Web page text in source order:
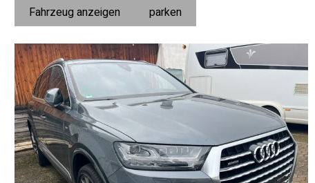
Fahrzeug anzeigen
parken